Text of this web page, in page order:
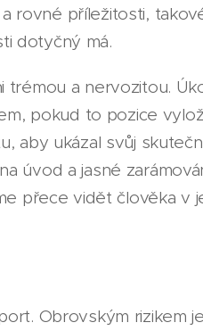
rovné příležitosti,
dotyčný má.
trémou a nervozitou.
pokud to pozice
aby ukázal svůj
úvod a jasné
přece vidět člověka v
Obrovským rizikem